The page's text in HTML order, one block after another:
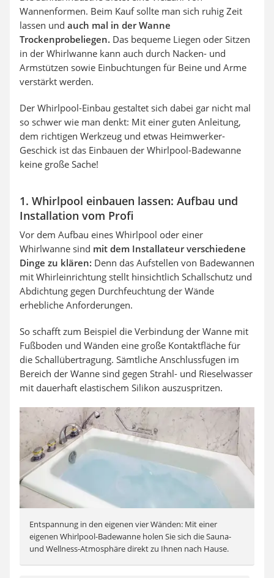
Wannenformen. Beim Kauf sollte man sich ruhig Zeit
lassen und auch mal in der Wanne
Trockenprobeliegen. Das bequeme Liegen oder Sitzen
in der Whirlwanne kann auch durch Nacken- und
Armstützen sowie Einbuchtungen für Beine und Arme
verstärkt werden.
Der Whirlpool-Einbau gestaltet sich dabei gar nicht mal
so schwer wie man denkt: Mit einer guten Anleitung,
dem richtigen Werkzeug und etwas Heimwerker-
Geschick ist das Einbauen der Whirlpool-Badewanne
keine große Sache!
1. Whirlpool einbauen lassen: Aufbau und
Installation vom Profi
Vor dem Aufbau eines Whirlpool oder einer
Whirlwanne sind mit dem Installateur verschiedene
Dinge zu klären: Denn das Aufstellen von Badewannen
mit Whirleinrichtung stellt hinsichtlich Schallschutz und
Abdichtung gegen Durchfeuchtung der Wände
erhebliche Anforderungen.
So schafft zum Beispiel die Verbindung der Wanne mit
Fußboden und Wänden eine große Kontaktfläche für
die Schallübertragung. Sämtliche Anschlussfugen im
Bereich der Wanne sind gegen Strahl- und Rieselwasser
mit dauerhaft elastischem Silikon auszuspritzen.
Entspannung in den eigenen vier Wänden: Mit einer
eigenen Whirlpool-Badewanne holen Sie sich die Sauna-
und Wellness-Atmosphäre direkt zu Ihnen nach Hause.